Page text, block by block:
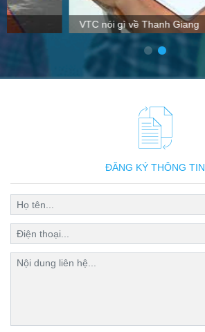
VTC nói gì về Thanh Giang
ĐĂNG KÝ THÔNG TIN